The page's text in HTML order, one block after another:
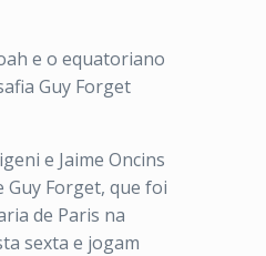
e o equatoriano
Guy Forget
e Jaime Oncins
Guy Forget, que foi
de Paris na
sexta e jogam